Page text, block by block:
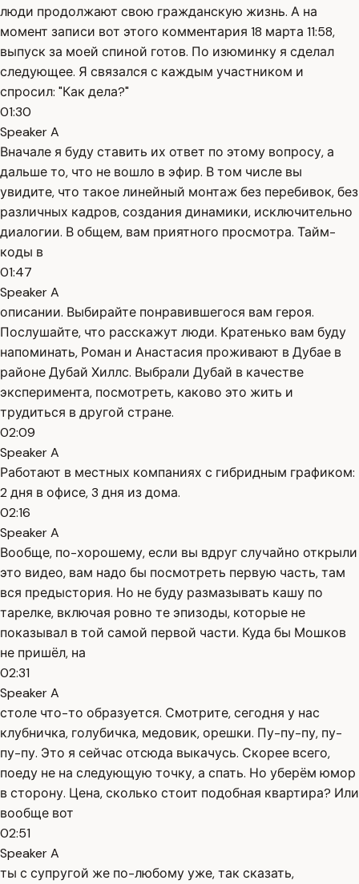
люди продолжают свою гражданскую жизнь. А на
момент записи вот этого комментария 18 марта 11:58,
выпуск за моей спиной готов. По изюминку я сделал
следующее. Я связался с каждым участником и
спросил: "Как дела?"
01:30
Speaker A
Вначале я буду ставить их ответ по этому вопросу, а
дальше то, что не вошло в эфир. В том числе вы
увидите, что такое линейный монтаж без перебивок, без
различных кадров, создания динамики, исключительно
диалогии. В общем, вам приятного просмотра. Тайм-
коды в
01:47
Speaker A
описании. Выбирайте понравившегося вам героя.
Послушайте, что расскажут люди. Кратенько вам буду
напоминать, Роман и Анастасия проживают в Дубае в
районе Дубай Хиллс. Выбрали Дубай в качестве
эксперимента, посмотреть, каково это жить и
трудиться в другой стране.
02:09
Speaker A
Работают в местных компаниях с гибридным графиком:
2 дня в офисе, 3 дня из дома.
02:16
Speaker A
Вообще, по-хорошему, если вы вдруг случайно открыли
это видео, вам надо бы посмотреть первую часть, там
вся предыстория. Но не буду размазывать кашу по
тарелке, включая ровно те эпизоды, которые не
показывал в той самой первой части. Куда бы Мошков
не пришёл, на
02:31
Speaker A
столе что-то образуется. Смотрите, сегодня у нас
клубничка, голубичка, медовик, орешки. Пу-пу-пу, пу-
пу-пу. Это я сейчас отсюда выкачусь. Скорее всего,
поеду не на следующую точку, а спать. Но уберём юмор
в сторону. Цена, сколько стоит подобная квартира? Или
вообще вот
02:51
Speaker A
ты с супругой же по-любому уже, так сказать,